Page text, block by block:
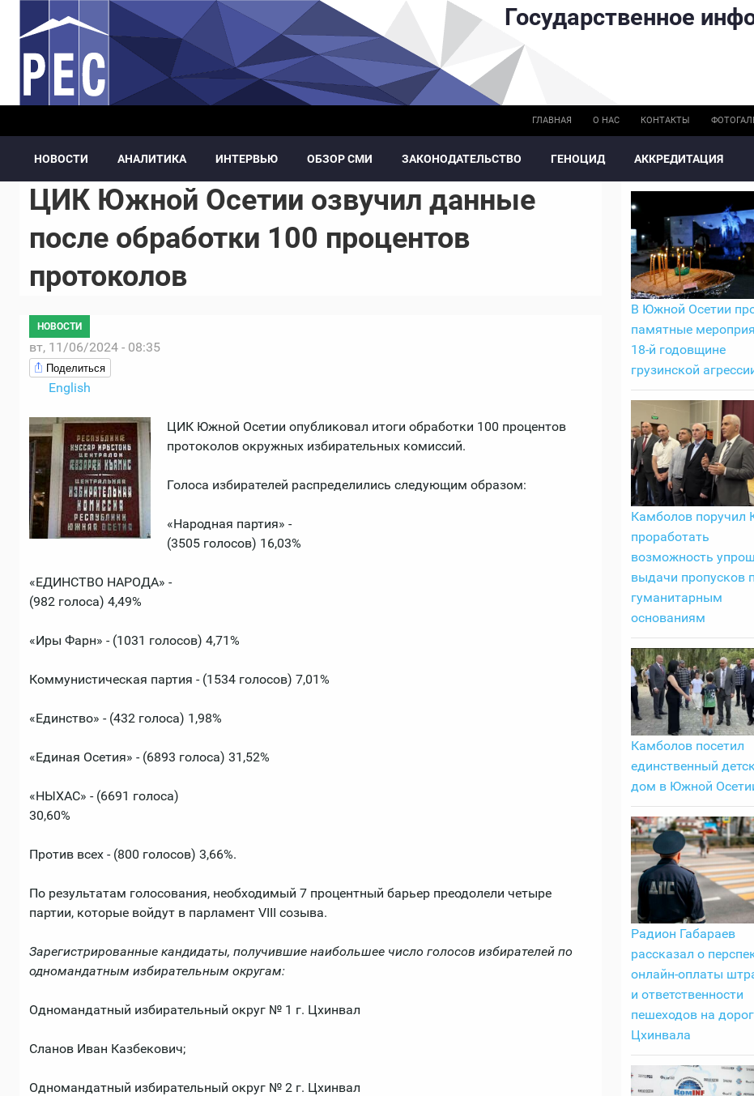
Перейти к основному содержанию Государственное
ГЛАВНАЯ О НАС КОНТАКТЫ
НОВОСТИ АНАЛИТИКА ИНТЕРВЬЮ ОБЗОР СМИ ЗАКОНОДАТЕЛЬСТВО ГЕНОЦИД АККРЕДИТАЦИЯ
ЦИК Южной Осетии озвучил данные
после обработки 100 процентов
протоколов
НОВОСТИ
вт, 11/06/2024 - 08:35
Поделиться
English
ЦИК Южной Осетии опубликовал итоги обработки 100 процентов
протоколов окружных избирательных комиссий.
Голоса избирателей распределились следующим образом:
«Народная партия» -
(3505 голосов) 16,03%
«ЕДИНСТВО НАРОДА» -
(982 голоса) 4,49%
«Иры Фарн» - (1031 голосов) 4,71%
Коммунистическая партия - (1534 голосов) 7,01%
«Единство» - (432 голоса) 1,98%
«Единая Осетия» - (6893 голоса) 31,52%
«НЫХАС» - (6691 голоса)
30,60%
Против всех - (800 голосов) 3,66%.
По результатам голосования, необходимый 7 процентный барьер преодолели четыре
партии, которые войдут в парламент VIII созыва.
Зарегистрированные кандидаты, получившие наибольшее число голосов избирателей по
одномандатным избирательным округам:
Одномандатный избирательный округ № 1 г. Цхинвал
Сланов Иван Казбекович;
Одномандатный избирательный округ № 2 г. Цхинвал
В Южной Осетии
памятные
18-й годовщине
грузинской
Камболов поручил
проработать
возможность
выдачи пропусков
гуманитарным
основаниям
Камболов посетил
единственный
дом в Южной
Радион Габараев
рассказал о
онлайн-оплаты
и ответственности
пешеходов на
Цхинвала